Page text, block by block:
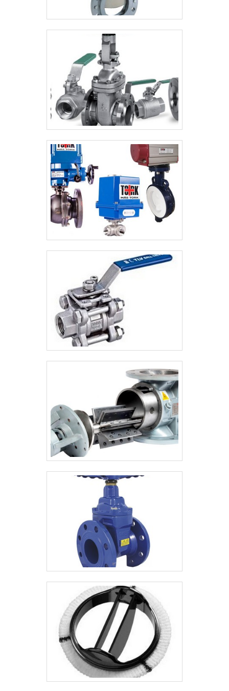
despercebidos em outras companhias e
podem gerar prejuízos futuros para os
clientes.Tudo isso que já foi explorado é a
razão pela qual a Valfluid Acessórios
Industriais é uma empresa que preza pela
segurança quando se trata de empresas
do segmento de válvulas, tubos, conexões
industriais e acessórios. O objetivo é
disponibilizar a satisfação da venda à
entrega final, com foco total na
SEGMENTOApenas na Valfluid Acessórios
Industriais existem as melhores condições
para quem deseja achar o que precisa para
válvulas, tubos, conexões industriais e
acessórios. É sempre a opção mais
confiável, disponibilizando itens como tubo
de aço carbono com costura e curva inox
304 com ótima qualidade e
proteção.Apresentando produtos de alto
padrão, a empresa conta com profissionais
especializados e instalações modernas e
em bom estado, conquistando então a
confiança de todos.A Valfluid Acessórios
Industriais é uma empresa que tem sido
apontada de forma positiva no mercado
por toda seriedade e qualidade, o que
garante a melhor experiência de todos os